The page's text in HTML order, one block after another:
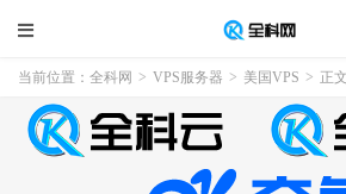
当前位置： 全科网 > VPS服务器 > 美国VPS > 正文